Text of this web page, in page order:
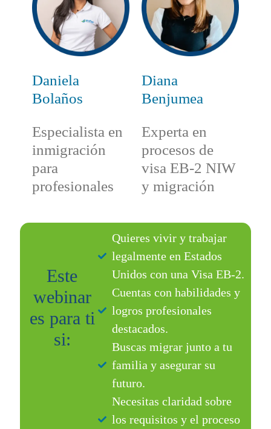
Daniela
Bolaños
Especialista en
inmigración
para
profesionales
Diana
Benjumea
Experta en
procesos de
visa EB-2 NIW
y migración
Este
webinar
es para ti
si:
Quieres vivir y trabajar
legalmente en Estados
Unidos con una Visa EB-2.
Cuentas con habilidades y
logros profesionales
destacados.
Buscas migrar junto a tu
familia y asegurar su
futuro.
Necesitas claridad sobre
los requisitos y el proceso